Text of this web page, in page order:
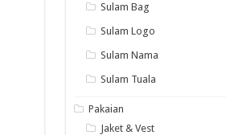
Sulam Bag
Sulam Logo
Sulam Nama
Sulam Tuala
Pakaian
Jaket & Vest